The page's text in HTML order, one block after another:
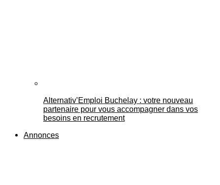
Alternativ’Emploi Buchelay : votre nouveau
partenaire pour vous accompagner dans vos
besoins en recrutement
Annonces